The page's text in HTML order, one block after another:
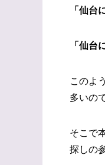
「仙
「仙
このよ
多いの
そこで
探しの